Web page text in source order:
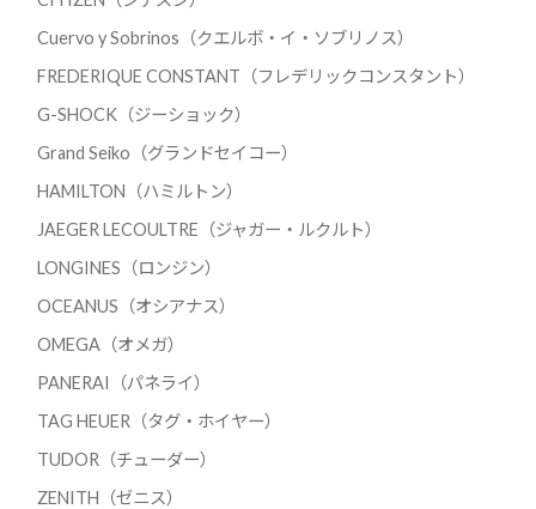
Cuervo y Sobrinos（クエルボ・イ・ソブリノス）
FREDERIQUE CONSTANT（フレデリックコンスタント）
G-SHOCK（ジーショック）
Grand Seiko（グランドセイコー）
HAMILTON（ハミルトン）
JAEGER LECOULTRE（ジャガー・ルクルト）
LONGINES（ロンジン）
OCEANUS（オシアナス）
OMEGA（オメガ）
PANERAI（パネライ）
TAG HEUER（タグ・ホイヤー）
TUDOR（チューダー）
ZENITH（ゼニス）